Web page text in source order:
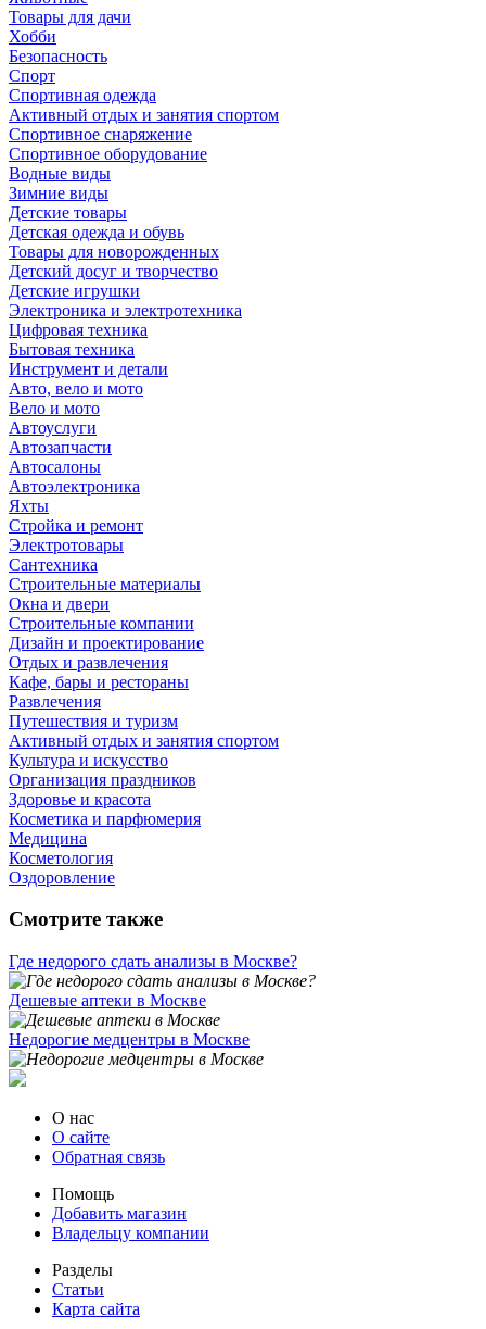
Товары для дачи
Хобби
Безопасность
Спорт
Спортивная одежда
Активный отдых и занятия спортом
Спортивное снаряжение
Спортивное оборудование
Водные виды
Зимние виды
Детские товары
Детская одежда и обувь
Товары для новорожденных
Детский досуг и творчество
Детские игрушки
Электроника и электротехника
Цифровая техника
Бытовая техника
Инструмент и детали
Авто, вело и мото
Вело и мото
Автоуслуги
Автозапчасти
Автосалоны
Автоэлектроника
Яхты
Стройка и ремонт
Электротовары
Сантехника
Строительные материалы
Окна и двери
Строительные компании
Дизайн и проектирование
Отдых и развлечения
Кафе, бары и рестораны
Развлечения
Путешествия и туризм
Активный отдых и занятия спортом
Культура и искусство
Организация праздников
Здоровье и красота
Косметика и парфюмерия
Медицина
Косметология
Оздоровление
Смотрите также
Где недорого сдать анализы в Москве?
Дешевые аптеки в Москве
Недорогие медцентры в Москве
О нас
О сайте
Обратная связь
Помощь
Добавить магазин
Владельцу компании
Разделы
Статьи
Карта сайта